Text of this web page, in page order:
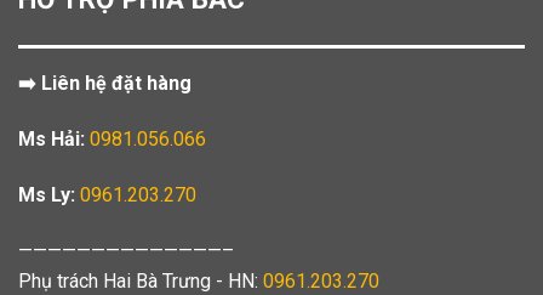
➡️ Liên hệ đặt hàng
Ms Hải: 0981.056.066
Ms Ly: 0961.203.270
——————————————–
Phụ trách Hai Bà Trưng - HN: 0961.203.270